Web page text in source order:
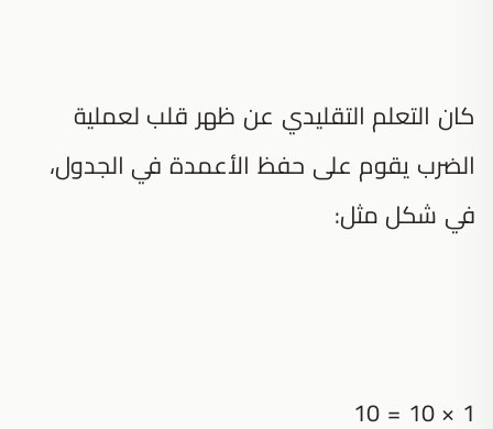
كان التعلم التقليدي عن ظهر قلب لعملية
الضرب يقوم على حفظ الأعمدة في الجدول،
في شكل مثل:
1 × 10 = 10